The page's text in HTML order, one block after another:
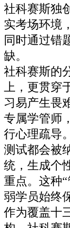
社科赛斯独
实考场环境
同时通过错
缺。
社科赛斯的
上，更贯穿
习易产生畏
专属学管师
行心理疏导
测试都会被
统，生成个
重点。这种
弱学员始终
作为覆盖十